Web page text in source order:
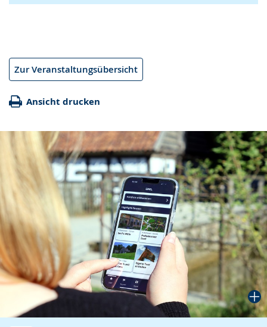
Zur Veranstaltungsübersicht
Ansicht drucken